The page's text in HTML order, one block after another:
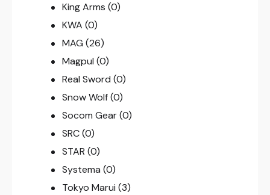
King Arms (0)
KWA (0)
MAG (26)
Magpul (0)
Real Sword (0)
Snow Wolf (0)
Socom Gear (0)
SRC (0)
STAR (0)
Systema (0)
Tokyo Marui (3)